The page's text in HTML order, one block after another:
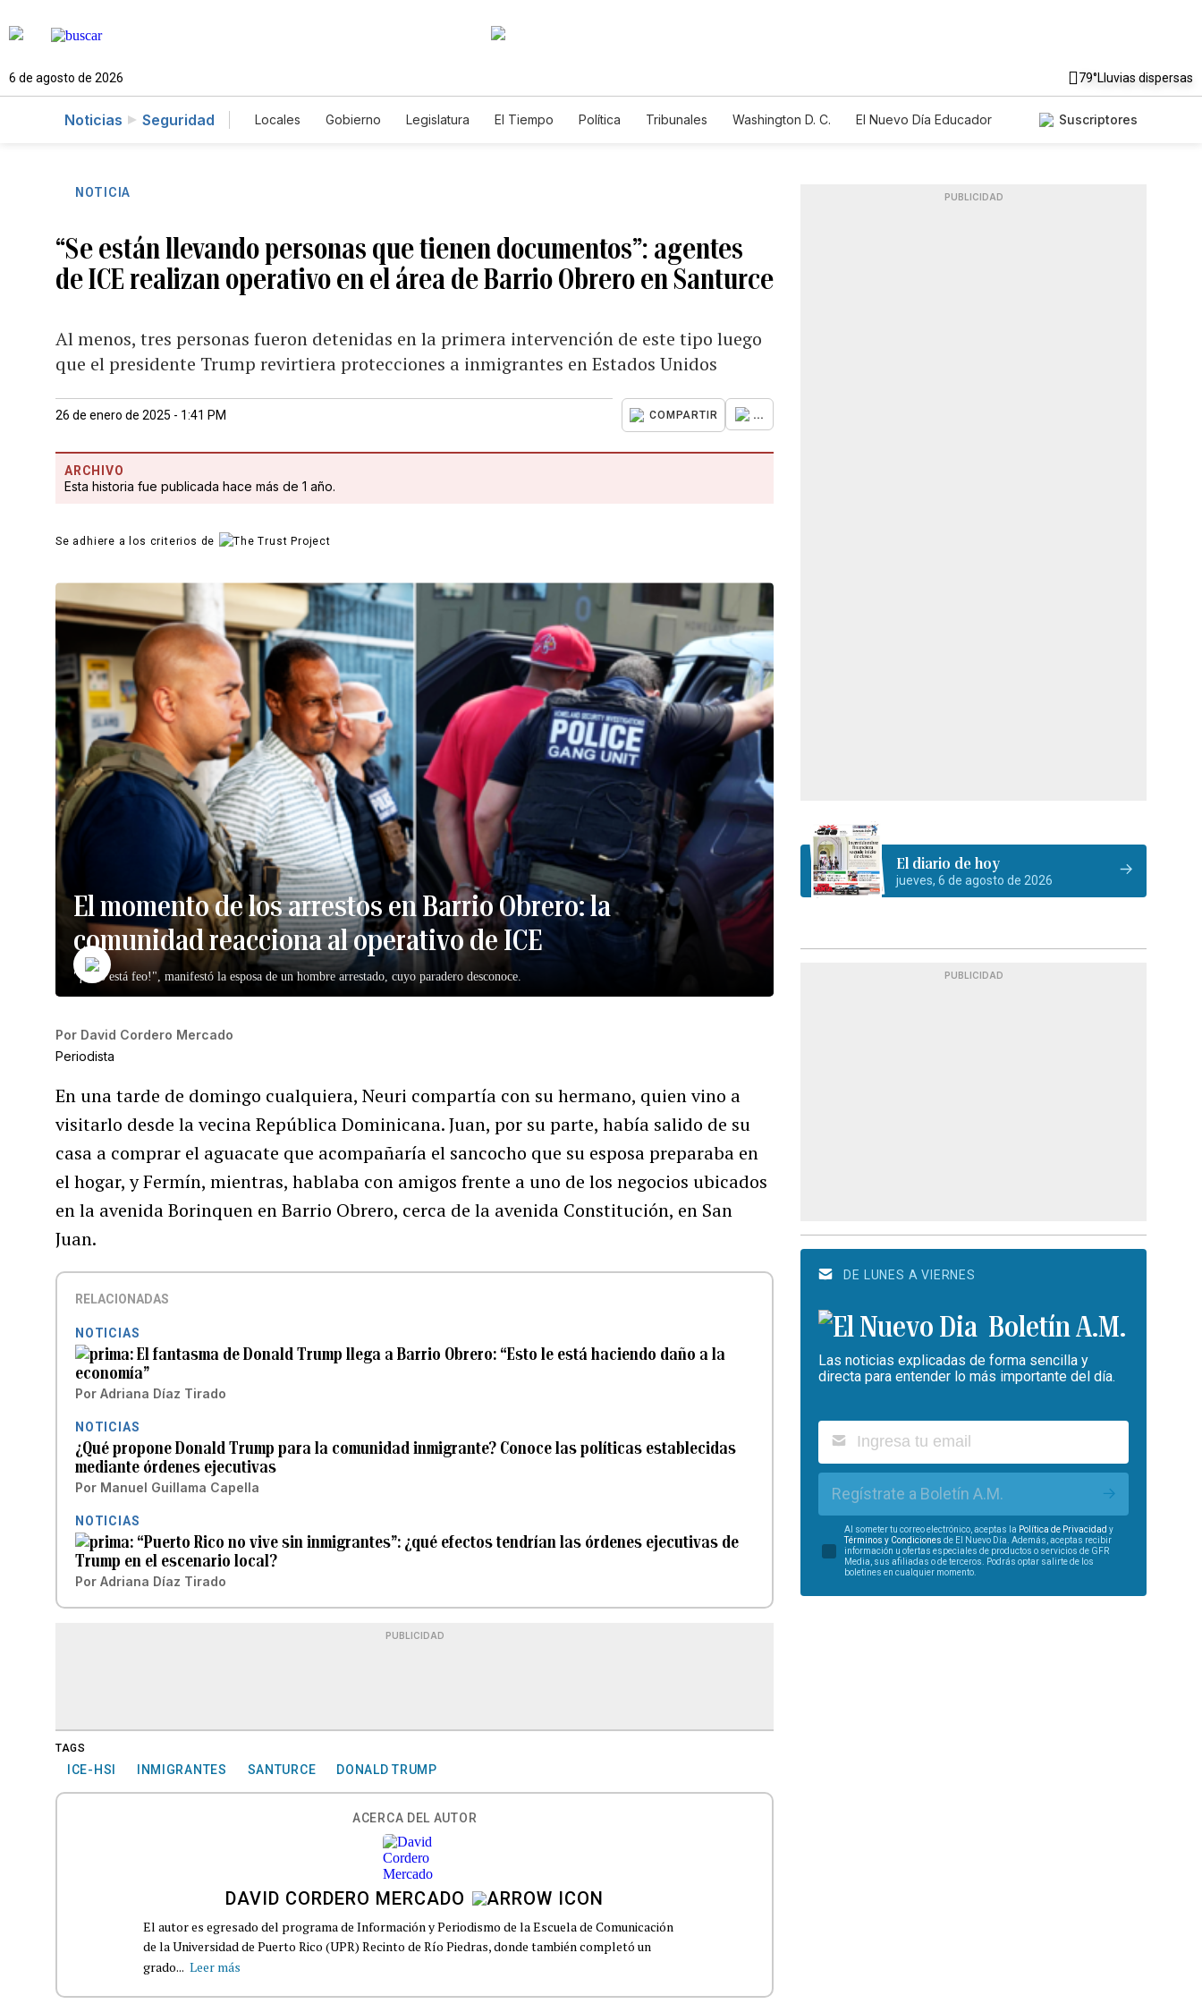
6 de agosto de 2026 79°Lluvias dispersas
Noticias Seguridad Locales Gobierno Legislatura El Tiempo Política Tribunales Washington D. C.
El Nuevo Día Educador
Suscriptores
NOTICIA
“Se están llevando personas que tienen documentos”: agentes
de ICE realizan operativo en el área de Barrio Obrero en Santurce
Al menos, tres personas fueron detenidas en la primera intervención de este tipo luego
que el presidente Trump revirtiera protecciones a inmigrantes en Estados Unidos
26 de enero de 2025 - 1:41 PM COMPARTIR ...
ARCHIVO
Esta historia fue publicada hace más de 1 año.
Se adhiere a los criterios de
El momento de los arrestos en Barrio Obrero: la
comunidad reacciona al operativo de ICE
"¡Esto está feo!", manifestó la esposa de un hombre arrestado, cuyo paradero desconoce.
Por David Cordero Mercado
Periodista
En una tarde de domingo cualquiera, Neuri compartía con su hermano, quien vino a
visitarlo desde la vecina República Dominicana. Juan, por su parte, había salido de su
casa a comprar el aguacate que acompañaría el sancocho que su esposa preparaba en
el hogar, y Fermín, mientras, hablaba con amigos frente a uno de los negocios ubicados
en la avenida Borinquen en Barrio Obrero, cerca de la avenida Constitución, en San
Juan.
RELACIONADAS
NOTICIAS
El fantasma de Donald Trump llega a Barrio Obrero: “Esto le está haciendo daño a la
economía”
Por Adriana Díaz Tirado
NOTICIAS
¿Qué propone Donald Trump para la comunidad inmigrante? Conoce las políticas establecidas
mediante órdenes ejecutivas
Por Manuel Guillama Capella
NOTICIAS
“Puerto Rico no vive sin inmigrantes”: ¿qué efectos tendrían las órdenes ejecutivas de
Trump en el escenario local?
Por Adriana Díaz Tirado
PUBLICIDAD
TAGS
ICE-HSI INMIGRANTES SANTURCE DONALD TRUMP
ACERCA DEL AUTOR
DAVID CORDERO MERCADO
El autor es egresado del programa de Información y Periodismo de la Escuela de Comunicación
de la Universidad de Puerto Rico (UPR) Recinto de Río Piedras, donde también completó un
grado... Leer más
PUBLICIDAD
El diario de hoy
jueves, 6 de agosto de 2026
PUBLICIDAD
DE LUNES A VIERNES
Boletín A.M.
Las noticias explicadas de forma sencilla y
directa para entender lo más importante del día.
Regístrate a Boletín A.M.
Al someter tu correo electrónico, aceptas la Política de Privacidad y
Términos y Condiciones de El Nuevo Día. Además, aceptas recibir
información u ofertas especiales de productos o servicios de GFR
Media, sus afiliadas o de terceros. Podrás optar salirte de los
boletines en cualquier momento.